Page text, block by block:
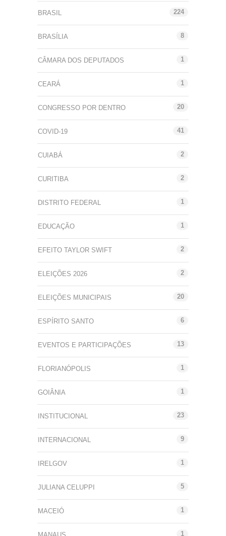
BRASIL 224
BRASÍLIA 8
CÂMARA DOS DEPUTADOS 1
CEARÁ 1
CONGRESSO POR DENTRO 20
COVID-19 41
CUIABÁ 2
CURITIBA 2
DISTRITO FEDERAL 1
EDUCAÇÃO 1
EFEITO TAYLOR SWIFT 2
ELEIÇÕES 2026 2
ELEIÇÕES MUNICIPAIS 20
ESPÍRITO SANTO 6
EVENTOS E PARTICIPAÇÕES 13
FLORIANÓPOLIS 1
GOIÂNIA 1
INSTITUCIONAL 23
INTERNACIONAL 9
IRELGOV 1
JULIANA CELUPPI 5
MACEIÓ 1
1